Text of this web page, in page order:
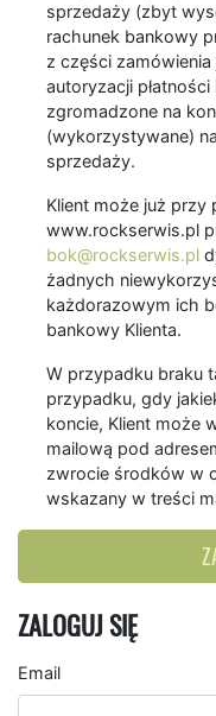
sprzedaży (zbyt
rachunek bankowy
z części
autoryzacji
zgromadzone na
(wykorzystywane)
sprzedaży.
Klient może już przy
www.rockserwis.pl
bok@rockserwis.pl
żadnych
każdorazowym ich
bankowy Klienta.
W przypadku braku
przypadku, gdy
koncie, Klient może
mailową pod
zwrocie środków w
wskazany w treści
ZALOGUJ SIĘ
Email